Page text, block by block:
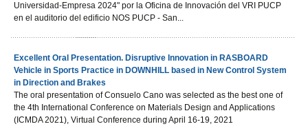
Universidad-Empresa 2024" por la Oficina de Innovación del VRI PUCP
en el auditorio del edificio NOS PUCP - San...
Excellent Oral Presentation. Disruptive Innovation in RASBOARD
Vehicle in Sports Practice in DOWNHILL based in New Control System
in Direction and Brakes
The oral presentation of Consuelo Cano was selected as the best one of
the 4th International Conference on Materials Design and Applications
(ICMDA 2021), Virtual Conference during April 16-19, 2021